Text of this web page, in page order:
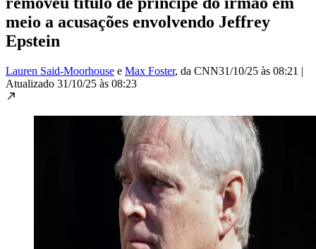
meio a acusações envolvendo Jeffrey
Epstein
Lauren Said-Moorhouse e Max Foster, da CNN31/10/25 às 08:21 |
Atualizado 31/10/25 às 08:23